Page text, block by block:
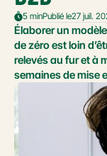
5 minPublié le27 juil.
Élaborer un
de zéro est loin
relevés au fur et à
semaines de mise